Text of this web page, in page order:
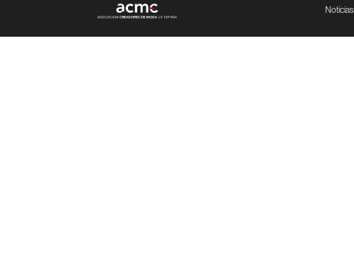
Noticias